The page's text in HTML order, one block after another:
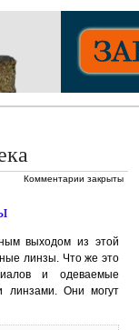
Комментарии закрыты
выходом из этой
линзы. Что же это
и одеваемые
линзами. Они могут